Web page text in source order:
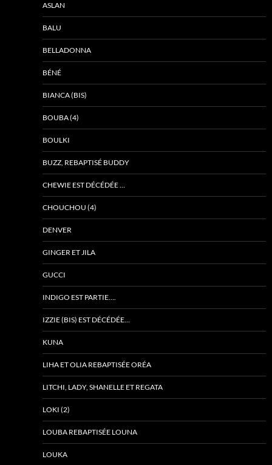
ASLAN
BALU
BELLADONNA
BÉNÉ
BIANCA (BIS)
BOUBA (4)
BOULKI
BUZZ, REBAPTISÉ BUDDY
CHEWIE EST DÉCÉDÉE …
CHOUCHOU (4)
DENVER
GINGER ET JILA
GUCCI
INDIGO EST PARTIE….
IZZIE (BIS) EST DÉCÉDÉE…
KUNA
LIHA ET OLIA REBAPTISÉE ORÉA
LITCHI, LADY, SHANELLE ET REGATA
LOKI (2)
LOUBA REBAPTISÉE LOUNA
LOUKA